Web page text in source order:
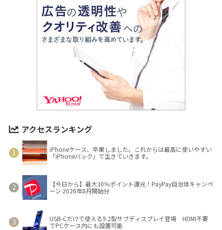
アクセスランキング
iPhoneケース、卒業しました。これからは最高に使いやすい
「iPhoneバック」で生きていきます。
【今日から】最大30％ポイント還元！PayPay自治体キャンペ
ーン 2026年8月開始分
USB-Cだけで使える9.2型サブディスプレイ登場 HDMI不要
でPCケース内にも設置可能